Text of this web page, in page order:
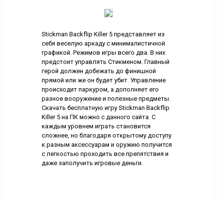
Stickman Backflip Killer 5 представляет из
себя веселую аркаду с минималистичной
графикой. Режимов игры всего два. В них
предстоит управлять Стикменом. Главный
герой должен добежать до финишной
прямой или же он будет убит. Управление
происходит паркуром, а дополняет его
разное вооружение и полезные предметы.
Скачать бесплатную игру Stickman Backflip
Killer 5 на ПК можно с данного сайта. С
каждым уровнем играть становится
сложнее, но благодаря открытому доступу
к разным аксессуарам и оружию получится
с легкостью проходить все препятствия и
даже заполучить игровые деньги.